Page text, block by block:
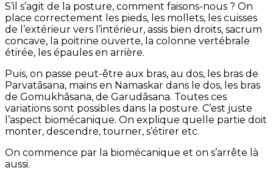
S’il s’agit de la posture, comment faisons-nous ? On
place correctement les pieds, les mollets, les cuisses
de l’extérieur vers l’intérieur, assis bien droits, sacrum
concave, la poitrine ouverte, la colonne vertébrale
étirée, les épaules en arrière.
Puis, on passe peut-être aux bras, au dos, les bras de
Parvatāsana, mains en Namaskar dans le dos, les bras
de Gomukhāsana, de Garudāsana. Toutes ces
variations sont possibles dans la posture. C’est juste
l’aspect biomécanique. On explique quelle partie doit
monter, descendre, tourner, s’étirer etc.
On commence par la biomécanique et on s’arrête là
aussi.